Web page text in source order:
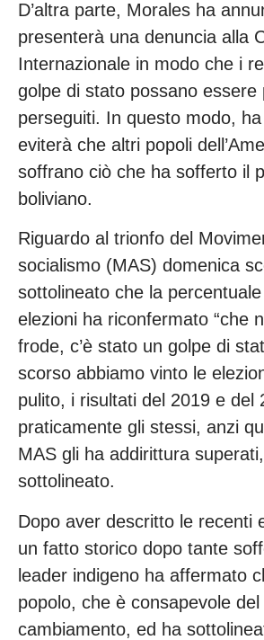
D’altra parte, Morales ha
presenterà una denuncia alla
Internazionale in modo che i
golpe di stato possano essere
perseguiti. In questo modo,
eviterà che altri popoli
soffrano ciò che ha sofferto il
boliviano.
Riguardo al trionfo del
socialismo (MAS) domenica
sottolineato che la
elezioni ha riconfermato “che
frode, c’è stato un golpe di
scorso abbiamo vinto le
pulito, i risultati del 2019 e del
praticamente gli stessi, anzi
MAS gli ha addirittura
sottolineato.
Dopo aver descritto le recenti
un fatto storico dopo tante
leader indigeno ha affermato
popolo, che è consapevole
cambiamento, ed ha